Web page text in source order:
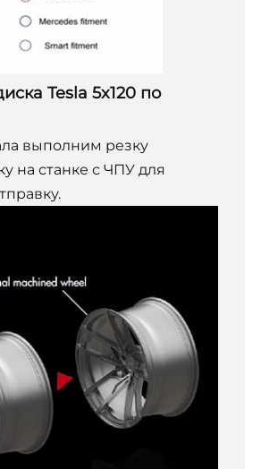
Tesla 5x120 по
выполним резку
на станке с ЧПУ для